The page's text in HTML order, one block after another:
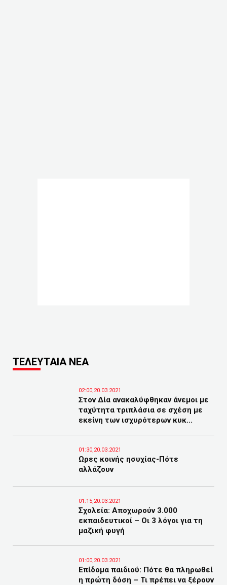
ΤΕΛΕΥΤΑΙΑ ΝΕΑ
02:00,20.03.2021
Στον Δία ανακαλύφθηκαν άνεμοι με
ταχύτητα τριπλάσια σε σχέση με
εκείνη των ισχυρότερων κυκ...
01:30,20.03.2021
Ωρες κοινής ησυχίας-Πότε
αλλάζουν
01:15,20.03.2021
Σχολεία: Αποχωρούν 3.000
εκπαιδευτικοί – Οι 3 λόγοι για τη
μαζική φυγή
01:00,20.03.2021
Επίδομα παιδιού: Πότε θα πληρωθεί
η πρώτη δόση – Τι πρέπει να ξέρουν